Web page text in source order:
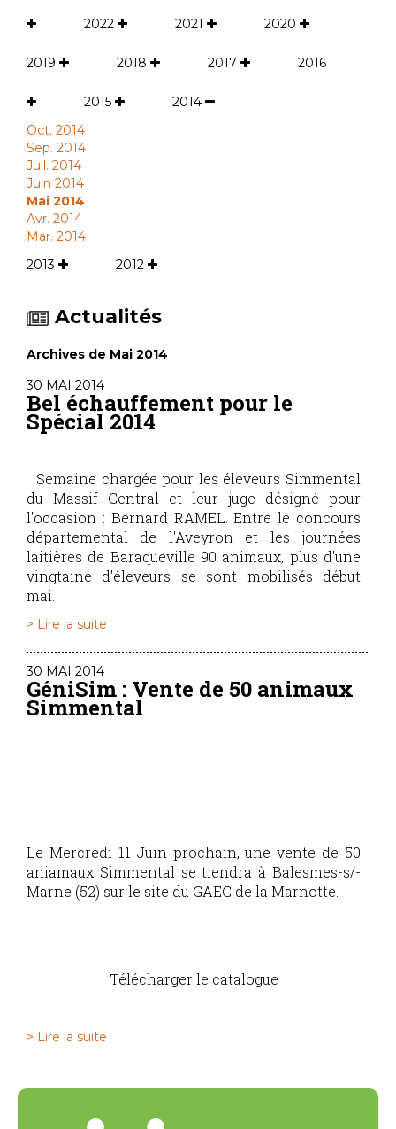
2022 2021 2020
2019 2018 2017 2016
2015
2014
Oct. 2014
Sep. 2014
Juil. 2014
Juin 2014
Mai 2014
Avr. 2014
Mar. 2014
2013
2012
Actualités
Archives de Mai 2014
30 MAI 2014
Bel échauffement pour le
Spécial 2014
Semaine chargée pour les éleveurs Simmental
du Massif Central et leur juge désigné pour
l'occasion : Bernard RAMEL. Entre le concours
départemental de l'Aveyron et les journées
laitières de Baraqueville 90 animaux, plus d'une
vingtaine d'éleveurs se sont mobilisés début
mai.
> Lire la suite
30 MAI 2014
GéniSim : Vente de 50 animaux
Simmental
Le Mercredi 11 Juin prochain, une vente de 50
aniamaux Simmental se tiendra à Balesmes-s/-
Marne (52) sur le site du GAEC de la Marnotte.
Télécharger le catalogue
> Lire la suite